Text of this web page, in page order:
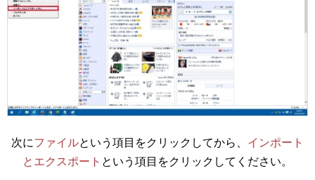
次にファイルという項目をクリックしてから、 インポート
とエクスポート という項目をクリックしてください。